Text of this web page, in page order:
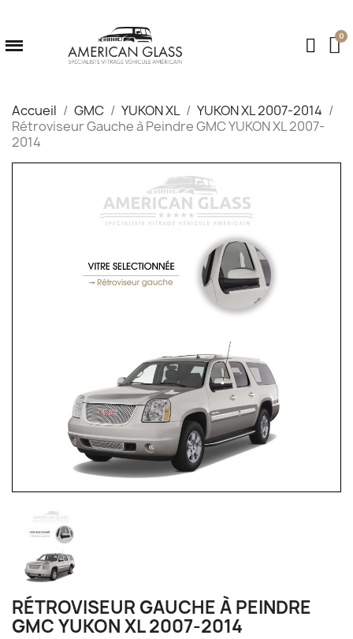
Accueil GMC YUKON XL
YUKON XL 2007-2014
Rétroviseur Gauche à Peindre GMC YUKON XL 2007-
2014
RÉTROVISEUR GAUCHE À PEINDRE
GMC YUKON XL 2007-2014